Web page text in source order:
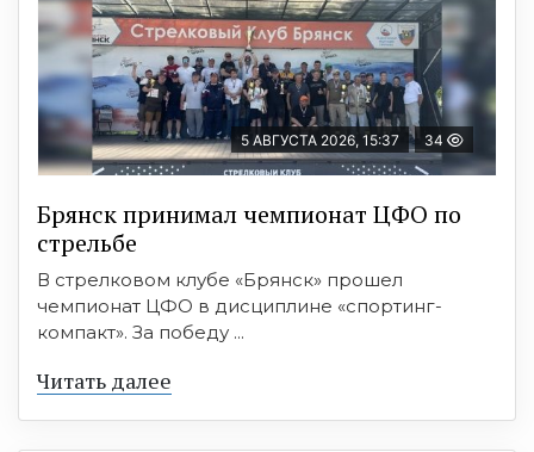
5 АВГУСТА 2026, 15:37 34
Брянск принимал чемпионат ЦФО по
стрельбе
В стрелковом клубе «Брянск» прошел
чемпионат ЦФО в дисциплине «спортинг-
компакт». За победу ...
Читать далее